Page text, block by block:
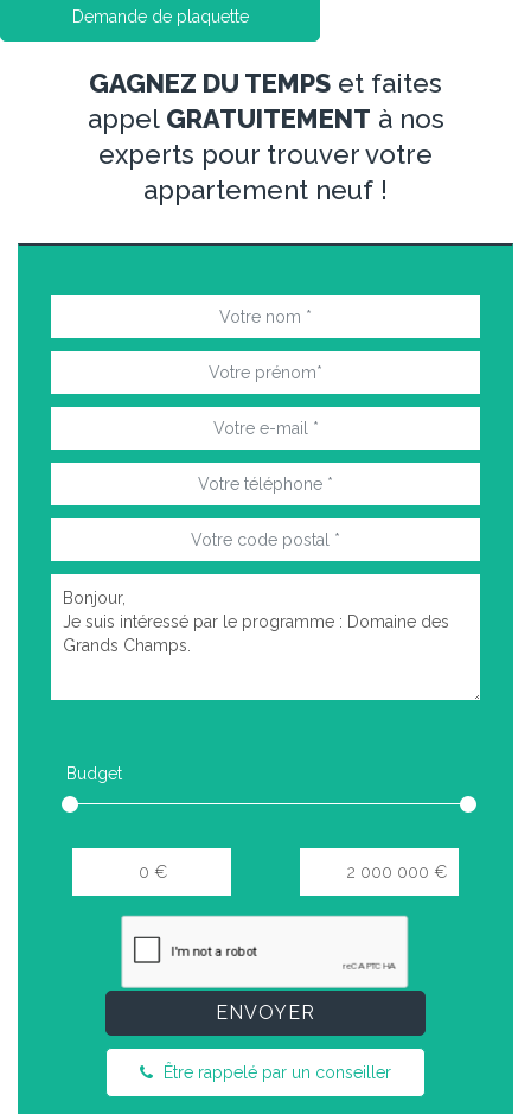
Demande de plaquette
GAGNEZ DU TEMPS et faites
appel GRATUITEMENT à nos
experts pour trouver votre
appartement neuf !
Budget
ENVOYER
Être rappelé par un conseiller